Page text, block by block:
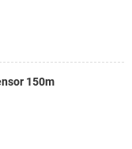
150m